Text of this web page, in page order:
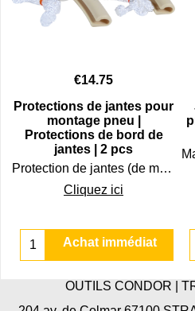
€14.75
Protections de jantes pour
montage pneu |
Protections de bord de
jantes | 2 pcs
Protection de jantes (de moto et de voiture) pour éviter d'abîmer les jantes lors du montage / démontage des pneus.
Cliquez ici
Achat immédiat
OUTILS CONDOR |